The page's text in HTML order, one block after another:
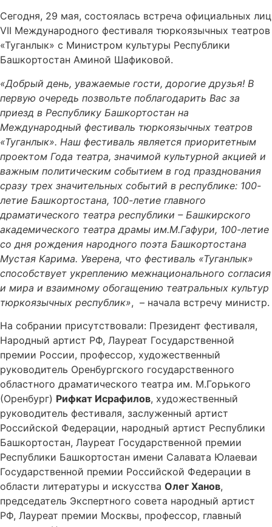
Сегодня, 29 мая, состоялась встреча официальных лиц
VII Международного фестиваля тюркоязычных театров
«Туганлык» с Министром культуры Республики
Башкортостан Аминой Шафиковой.
«Добрый день, уважаемые гости, дорогие друзья! В
первую очередь позвольте поблагодарить Вас за
приезд в Республику Башкортостан на
Международный фестиваль тюркоязычных театров
«Туганлык». Наш фестиваль является приоритетным
проектом Года театра, значимой культурной акцией и
важным политическим событием в год празднования
сразу трех значительных событий в республике: 100-
летие Башкортостана, 100-летие главного
драматического театра республики – Башкирского
академического театра драмы им.М.Гафури, 100-летие
со дня рождения народного поэта Башкортостана
Мустая Карима. Уверена, что фестиваль «Туганлык»
способствует укреплению межнационального согласия
и мира и взаимному обогащению театральных культур
тюркоязычных республик», – начала встречу министр.
На собрании присутствовали: Президент фестиваля,
Народный артист РФ, Лауреат Государственной
премии России, профессор, художественный
руководитель Оренбургского государственного
областного драматического театра им. М.Горького
(Оренбург) Рифкат Исрафилов, художественный
руководитель фестиваля, заслуженный артист
Российской Федерации, народный артист Республики
Башкортостан, Лауреат Государственной премии
Республики Башкортостан имени Салавата Юлаеваи
Государственной премии Российской Федерации в
области литературы и искусства Олег Ханов,
председатель Экспертного совета народный артист
РФ, Лауреат премии Москвы, профессор, главный